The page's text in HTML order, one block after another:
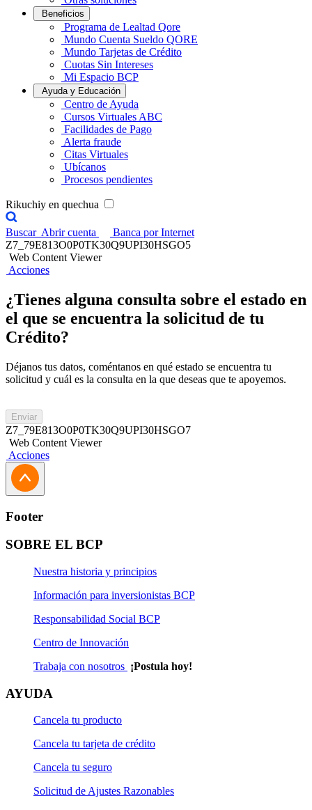
Beneficios
Programa de Lealtad Qore
Mundo Cuenta Sueldo QORE
Mundo Tarjetas de Crédito
Cuotas Sin Intereses
Mi Espacio BCP
Ayuda y Educación
Centro de Ayuda
Cursos Virtuales ABC
Facilidades de Pago
Alerta fraude
Citas Virtuales
Ubícanos
Procesos pendientes
Rikuchiy en quechua
Buscar Abrir cuenta
Banca por Internet
Z7_79E813O0P0TK30Q9UPI30HSGO5
Web Content Viewer
Acciones
¿Tienes alguna consulta sobre el estado en
el que se encuentra la solicitud de tu
Crédito?
Déjanos tus datos, coméntanos en qué estado se encuentra tu
solicitud y cuál es la consulta en la que deseas que te apoyemos.
Enviar
Z7_79E813O0P0TK30Q9UPI30HSGO7
Web Content Viewer
Acciones
Footer
SOBRE EL BCP
Nuestra historia y principios
Información para inversionistas BCP
Responsabilidad Social BCP
Centro de Innovación
Trabaja con nosotros ¡Postula hoy!
AYUDA
Cancela tu producto
Cancela tu tarjeta de crédito
Cancela tu seguro
Solicitud de Ajustes Razonables